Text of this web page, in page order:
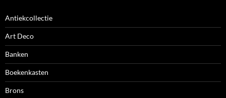
Antiekcollectie
Art Deco
Banken
Boekenkasten
Brons